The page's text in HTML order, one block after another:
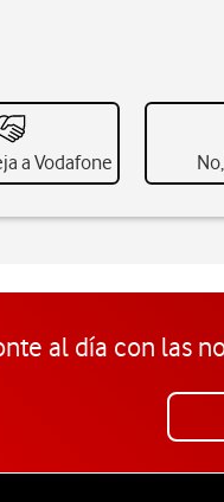
a Vodafone
al día con las